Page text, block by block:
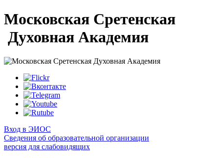
Московская Сретенская
Духовная Академия
Вход в ЭИОС
Сведения об образовательной организации
версия для слабовидящих